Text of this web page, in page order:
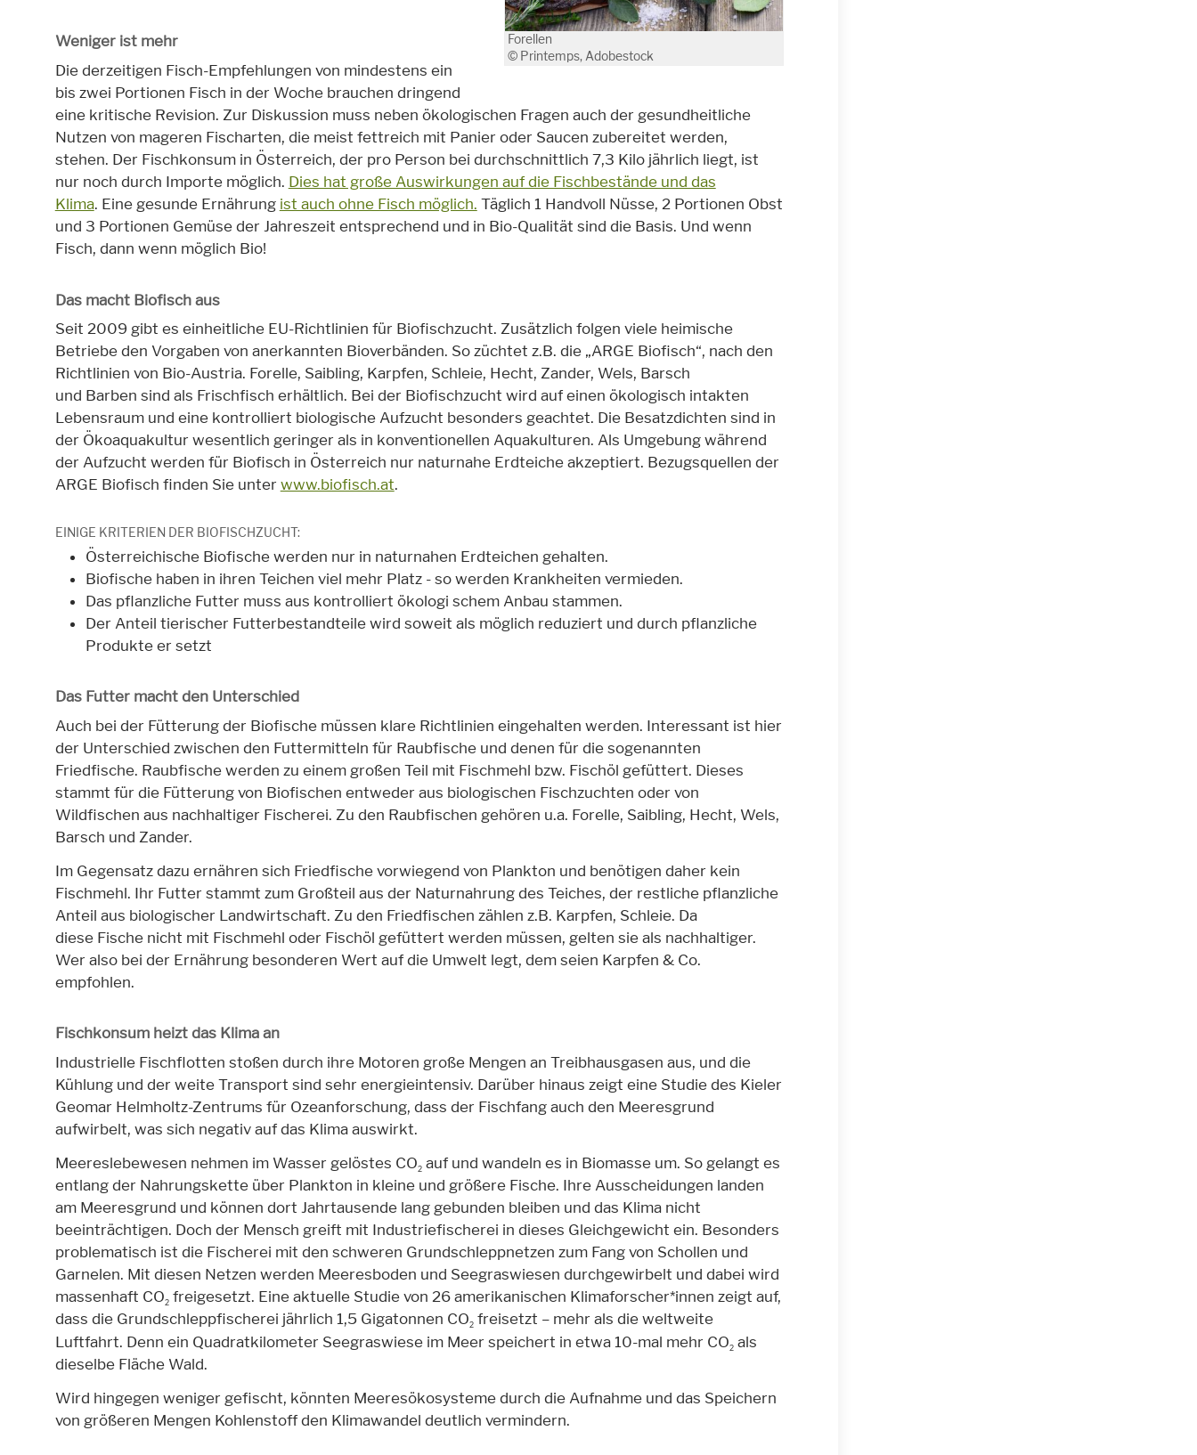
Forellen
© Printemps, Adobestock
Weniger ist mehr
Die derzeitigen Fisch-Empfehlungen von mindestens ein
bis zwei Portionen Fisch in der Woche brauchen dringend
eine kritische Revision. Zur Diskussion muss neben ökologischen Fragen auch der gesundheitliche
Nutzen von mageren Fischarten, die meist fettreich mit Panier oder Saucen zubereitet werden,
stehen. Der Fischkonsum in Österreich, der pro Person bei durchschnittlich 7,3 Kilo jährlich liegt, ist
nur noch durch Importe möglich. Dies hat große Auswirkungen auf die Fischbestände und das
Klima. Eine gesunde Ernährung ist auch ohne Fisch möglich. Täglich 1 Handvoll Nüsse, 2 Portionen Obst
und 3 Portionen Gemüse der Jahreszeit entsprechend und in Bio-Qualität sind die Basis. Und wenn
Fisch, dann wenn möglich Bio!
Das macht Biofisch aus
Seit 2009 gibt es einheitliche EU-Richtlinien für Biofischzucht. Zusätzlich folgen viele heimische
Betriebe den Vorgaben von anerkannten Bioverbänden. So züchtet z.B. die „ARGE Biofisch“, nach den
Richtlinien von Bio-Austria. Forelle, Saibling, Karpfen, Schleie, Hecht, Zander, Wels, Barsch
und Barben sind als Frischfisch erhältlich. Bei der Biofischzucht wird auf einen ökologisch intakten
Lebensraum und eine kontrolliert biologische Aufzucht besonders geachtet. Die Besatzdichten sind in
der Ökoaquakultur wesentlich geringer als in konventionellen Aquakulturen. Als Umgebung während
der Aufzucht werden für Biofisch in Österreich nur naturnahe Erdteiche akzeptiert. Bezugsquellen der
ARGE Biofisch finden Sie unter www.biofisch.at.
EINIGE KRITERIEN DER BIOFISCHZUCHT:
Österreichische Biofische werden nur in naturnahen Erdteichen gehalten.
Biofische haben in ihren Teichen viel mehr Platz - so werden Krankheiten vermieden.
Das pflanzliche Futter muss aus kontrolliert ökologi schem Anbau stammen.
Der Anteil tierischer Futterbestandteile wird soweit als möglich reduziert und durch pflanzliche
Produkte er setzt
Das Futter macht den Unterschied
Auch bei der Fütterung der Biofische müssen klare Richtlinien eingehalten werden. Interessant ist hier
der Unterschied zwischen den Futtermitteln für Raubfische und denen für die sogenannten
Friedfische. Raubfische werden zu einem großen Teil mit Fischmehl bzw. Fischöl gefüttert. Dieses
stammt für die Fütterung von Biofischen entweder aus biologischen Fischzuchten oder von
Wildfischen aus nachhaltiger Fischerei. Zu den Raubfischen gehören u.a. Forelle, Saibling, Hecht, Wels,
Barsch und Zander.
Im Gegensatz dazu ernähren sich Friedfische vorwiegend von Plankton und benötigen daher kein
Fischmehl. Ihr Futter stammt zum Großteil aus der Naturnahrung des Teiches, der restliche pflanzliche
Anteil aus biologischer Landwirtschaft. Zu den Friedfischen zählen z.B. Karpfen, Schleie. Da
diese Fische nicht mit Fischmehl oder Fischöl gefüttert werden müssen, gelten sie als nachhaltiger.
Wer also bei der Ernährung besonderen Wert auf die Umwelt legt, dem seien Karpfen & Co.
empfohlen.
Fischkonsum heizt das Klima an
Industrielle Fischflotten stoßen durch ihre Motoren große Mengen an Treibhausgasen aus, und die
Kühlung und der weite Transport sind sehr energieintensiv. Darüber hinaus zeigt eine Studie des Kieler
Geomar Helmholtz-Zentrums für Ozeanforschung, dass der Fischfang auch den Meeresgrund
aufwirbelt, was sich negativ auf das Klima auswirkt.
Meereslebewesen nehmen im Wasser gelöstes CO2auf und wandeln es in Biomasse um. So gelangt es
entlang der Nahrungskette über Plankton in kleine und größere Fische. Ihre Ausscheidungen landen
am Meeresgrund und können dort Jahrtausende lang gebunden bleiben und das Klima nicht
beeinträchtigen. Doch der Mensch greift mit Industriefischerei in dieses Gleichgewicht ein. Besonders
problematisch ist die Fischerei mit den schweren Grundschleppnetzen zum Fang von Schollen und
Garnelen. Mit diesen Netzen werden Meeresboden und Seegraswiesen durchgewirbelt und dabei wird
massenhaft CO2freigesetzt. Eine aktuelle Studie von 26 amerikanischen Klimaforscher*innen zeigt auf,
dass die Grundschleppfischerei jährlich 1,5 Gigatonnen CO2freisetzt – mehr als die weltweite
Luftfahrt. Denn ein Quadratkilometer Seegraswiese im Meer speichert in etwa 10-mal mehr CO2als
dieselbe Fläche Wald.
Wird hingegen weniger gefischt, könnten Meeresökosysteme durch die Aufnahme und das Speichern
von größeren Mengen Kohlenstoff den Klimawandel deutlich vermindern.